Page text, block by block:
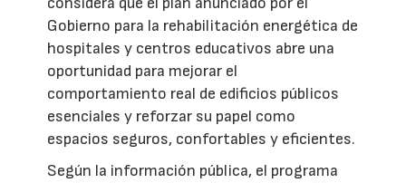
Gobierno para la rehabilitación energética de
hospitales y centros educativos abre una
oportunidad para mejorar el
comportamiento real de edificios públicos
esenciales y reforzar su papel como
espacios seguros, confortables y eficientes.
Según la información pública, el programa